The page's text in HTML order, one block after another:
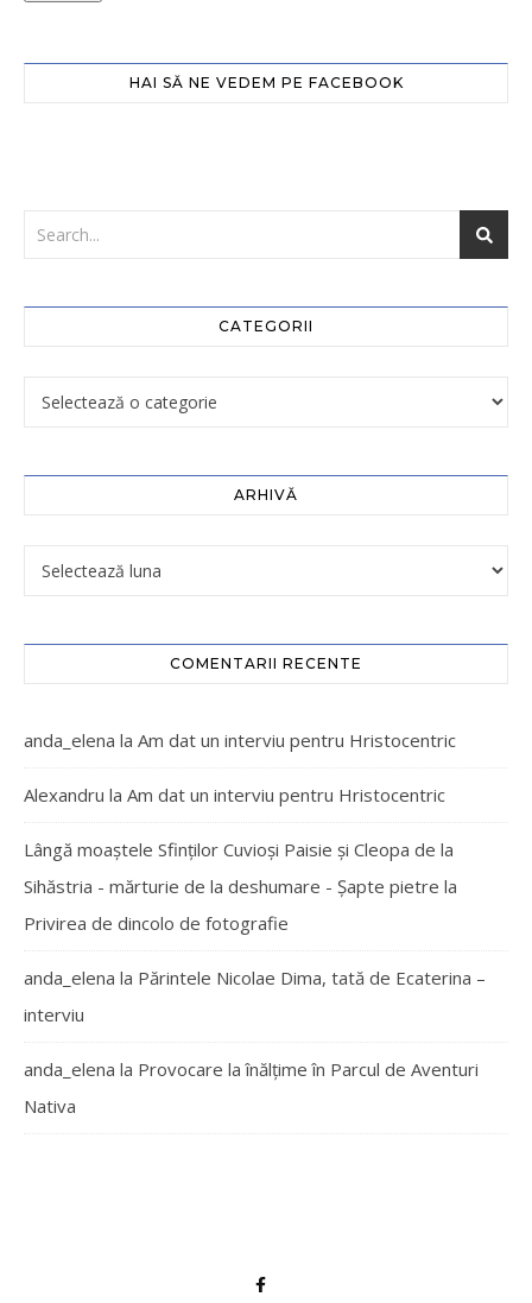
HAI SĂ NE VEDEM PE FACEBOOK
CATEGORII
ARHIVĂ
COMENTARII RECENTE
anda_elena la Am dat un interviu pentru Hristocentric
Alexandru la Am dat un interviu pentru Hristocentric
Lângă moaștele Sfinților Cuvioși Paisie și Cleopa de la
Sihăstria - mărturie de la deshumare - Şapte pietre la
Privirea de dincolo de fotografie
anda_elena la Părintele Nicolae Dima, tată de Ecaterina –
interviu
anda_elena la Provocare la înălțime în Parcul de Aventuri
Nativa